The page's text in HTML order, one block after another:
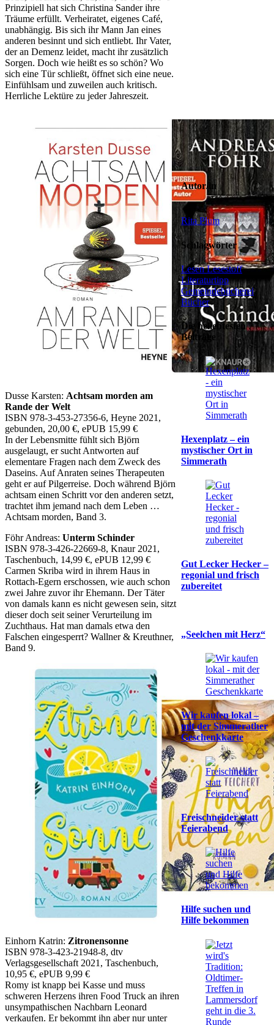
Prinzipiell hat sich Christina Sander ihre
Träume erfüllt. Verheiratet, eigenes Café,
unabhängig. Bis sich ihr Mann Jan eines
anderen besinnt und sich entliebt. Ihr Vater,
der an Demenz leidet, macht ihr zusätzlich
Sorgen. Doch wie heißt es so schön? Wo
sich eine Tür schließt, öffnet sich eine neue.
Einfühlsam und zuweilen auch kritisch.
Herrliche Lektüre zu jeder Jahreszeit.
Dusse Karsten: Achtsam morden am
Rande der Welt
ISBN 978-3-453-27356-6, Heyne 2021,
gebunden, 20,00 €, ePUB 15,99 €
In der Lebensmitte fühlt sich Björn
ausgelaugt, er sucht Antworten auf
elementare Fragen nach dem Zweck des
Daseins. Auf Anraten seines Therapeuten
geht er auf Pilgerreise. Doch während Björn
achtsam einen Schritt vor den anderen setzt,
trachtet ihm jemand nach dem Leben …
Achtsam morden, Band 3.
Föhr Andreas: Unterm Schinder
ISBN 978-3-426-22669-8, Knaur 2021,
Taschenbuch, 14,99 €, ePUB 12,99 €
Carmen Skriba wird in ihrem Haus in
Rottach-Egern erschossen, wie auch schon
zwei Jahre zuvor ihr Ehemann. Der Täter
von damals kann es nicht gewesen sein, sitzt
dieser doch seit seiner Verurteilung im
Zuchthaus. Hat man damals etwa den
Falschen eingesperrt? Wallner & Kreuthner,
Band 9.
Einhorn Katrin: Zitronensonne
ISBN 978-3-423-21948-8, dtv
Verlagsgesellschaft 2021, Taschenbuch,
10,95 €, ePUB 9,99 €
Romy ist knapp bei Kasse und muss
schweren Herzens ihren Food Truck an ihren
unsympathischen Nachbarn Leonard
verkaufen. Er bekommt ihn aber nur unter
Autor/in
Rita Plum
Schlagwörter
Lesen Lesestoff
Literaturtipp
Gemeindebücherei
Bücher
Die beliebtesten
Beiträge
Hexenplatz – ein
mystischer Ort in
Simmerath
Gut Lecker Hecker –
regonial und frisch
zubereitet
„Seelchen mit Herz“
Wir kaufen lokal –
mit der Simmerather
Geschenkkarte
Freischneider statt
Feierabend
Hilfe suchen und
Hilfe bekommen